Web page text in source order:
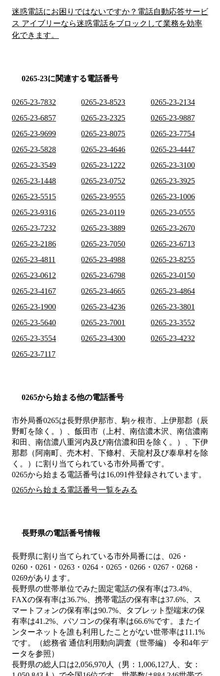
迷惑電話にお困りではないですか？電話自動応答サービ
ス アイブリーなら迷惑電話をブロックして業務を効率
化できます。
0265-23に関連する電話番号
0265-23-7832 0265-23-8523
0265-23-2134
0265-23-6857
0265-23-2325
0265-23-9887
0265-23-9699
0265-23-8075
0265-23-7754
0265-23-5828
0265-23-4646
0265-23-4447
0265-23-3549
0265-23-1222
0265-23-3100
0265-23-1448
0265-23-0752
0265-23-3925
0265-23-5515
0265-23-9555
0265-23-1006
0265-23-9316
0265-23-0119
0265-23-0555
0265-23-7232
0265-23-3889
0265-23-2670
0265-23-2186
0265-23-7050
0265-23-6713
0265-23-4811
0265-23-4988
0265-23-8255
0265-23-0612
0265-23-6798
0265-23-0150
0265-23-4167
0265-23-4665
0265-23-4864
0265-23-1900
0265-23-4236
0265-23-3801
0265-23-5640
0265-23-7001
0265-23-3552
0265-23-3554
0265-23-4300
0265-23-4232
0265-23-7117
0265から始まる他の電話番号
市外局番0265は長野県伊那市、駒ヶ根市、上伊那郡（辰
野町を除く。）、飯田市（上村、南信濃木沢、南信濃南
和田、南信濃八重河内及び南信濃和田を除く。）、下伊
那郡（阿南町、売木村、下條村、天龍村及び泰阜村を除
く。） に割り当てられている市外局番です。
0265から始まる電話番号は16,091件登録されています。
0265から始まる電話番号一覧をみる
長野県の電話番号情報
長野県に割り当てられている市外局番には、026・
0260・0261・0263・0264・0265・0266・0267・0268・
0269があります。
長野県の世帯単位でみた固定電話の保有率は73.4%、
FAXの保有率は36.7%、携帯電話の保有率は37.6%、ス
マートフォンの保有率は90.7%、タブレット型端末の保
有率は41.2%、パソコンの保有率は66.6%です。またイ
ンターネットを誰も利用したことがない世帯率は11.1%
です。（総務省 通信利用動向調査（世帯編） 令和4年デ
ータを参照）
長野県の総人口は2,056,970人（男：1,006,127人、女：